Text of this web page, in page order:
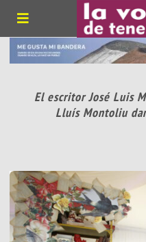
El escritor José Luis
Lluís Montoliu